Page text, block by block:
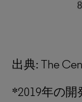
出典: The
*2019年の開